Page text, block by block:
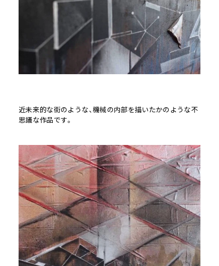
近未来的な街のような、機械の内部を描いたかのような不
思議な作品です。